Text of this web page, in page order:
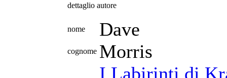
dettaglio autore
nome Dave
cognome Morris
I Labirinti di